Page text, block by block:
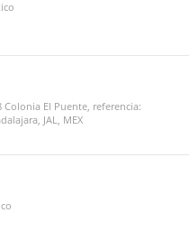
Colonia El Puente, referencia:
JAL, MEX